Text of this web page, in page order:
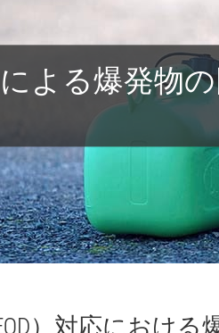
よる爆発物
）対応における